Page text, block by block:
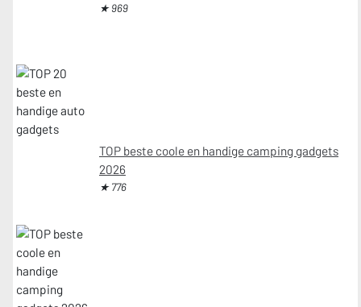
★ 969
TOP beste coole en handige camping gadgets
2026
★ 776